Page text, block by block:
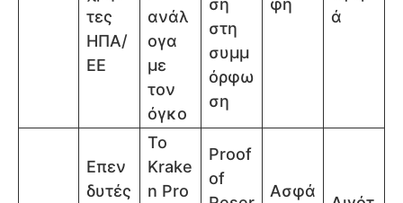
τες
ΗΠΑ/
ΕΕ
ανάλ
ογα
με
τον
όγκο
ση
στη
συμμ
όρφω
ση
φή
ά
Επεν
δυτές
Το
Krake
n Pro
Proof
of
Ασφά